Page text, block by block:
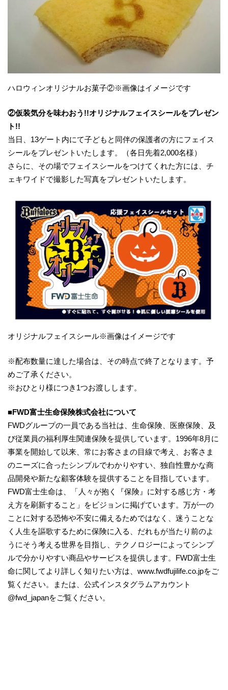
ハロウィンオリジナルお菓子②※画像はイメージです
②仮装気分を味わおう!!オリジナルフェイスシールをプレゼン
ト!!
当日、13ゲート内にて子どもと同伴の保護者の方にフェイス
シールをプレゼントいたします。（各日先着2,000名様）
さらに、その場でフェイスシールをつけてくれた方には、チ
ェキワイドで撮影した写真をプレゼントいたします。
オリジナルフェイスシール※画像はイメージです
※配布数量に達した場合は、その時点で終了となります。予
めご了承ください。
※おひとり様につき1つお渡しします。
■FWD富士生命保険株式会社について
FWDグループの一員である当社は、生命保険、医療保険、及
び従業員の福利厚生関連保険を提供しています。1996年8月に
事業を開始して以来、常にお客さまの目線で考え、お客さま
のニーズに合ったシンプルでわかりやすい、独自性豊かな商
品開発や新たな顧客体験を提供することを目指しています。
FWD富士生命は、「人々が抱く『保険』に対する感じ方・考
え方を刷新すること」をビジョンに掲げています。万が一の
ことに対する恐怖や不安に備えるためではなく、迷うことな
く人生を謳歌するために保険に入る、だれもが当たり前のよ
うにそう考える世界を目指し、テクノロジーによってシンプ
ルで分かりやすい商品やサービスを提供します。FWD富士生
命に関してより詳しく知りたい方は、www.fwdfujilife.co.jpをご
覧ください。または、公式インスタグラムアカウント
@fwd_japanをご覧ください。